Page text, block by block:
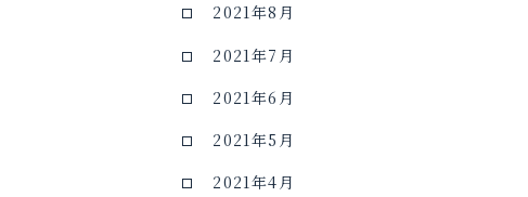
2021年8月
2021年7月
2021年6月
2021年5月
2021年4月